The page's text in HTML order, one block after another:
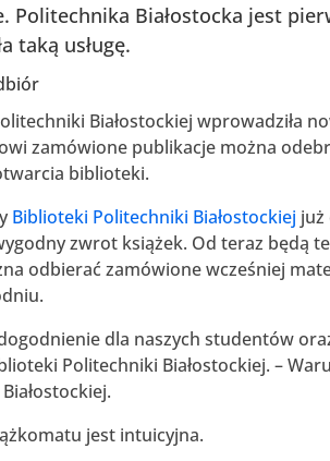
Politechnika Białostocka jest
taką usługę.
Białostockiej wprowadziła
zamówione publikacje można
biblioteki.
Biblioteki Politechniki Białostockiej
zwrot książek. Od teraz będą
odbierać zamówione wcześniej
dla naszych studentów
Politechniki Białostockiej. –
jest intuicyjna.